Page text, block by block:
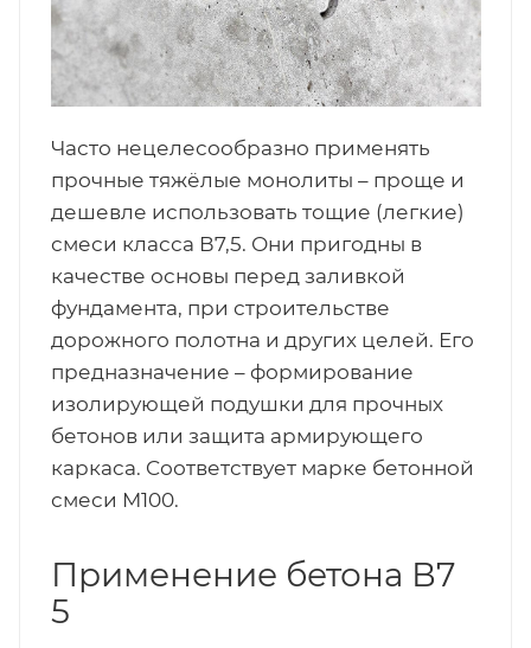
Часто нецелесообразно применять
прочные тяжёлые монолиты – проще и
дешевле использовать тощие (легкие)
смеси класса В7,5. Они пригодны в
качестве основы перед заливкой
фундамента, при строительстве
дорожного полотна и других целей. Его
предназначение – формирование
изолирующей подушки для прочных
бетонов или защита армирующего
каркаса. Cоответствует марке бетонной
смеси М100.
Применение бетона В7
5